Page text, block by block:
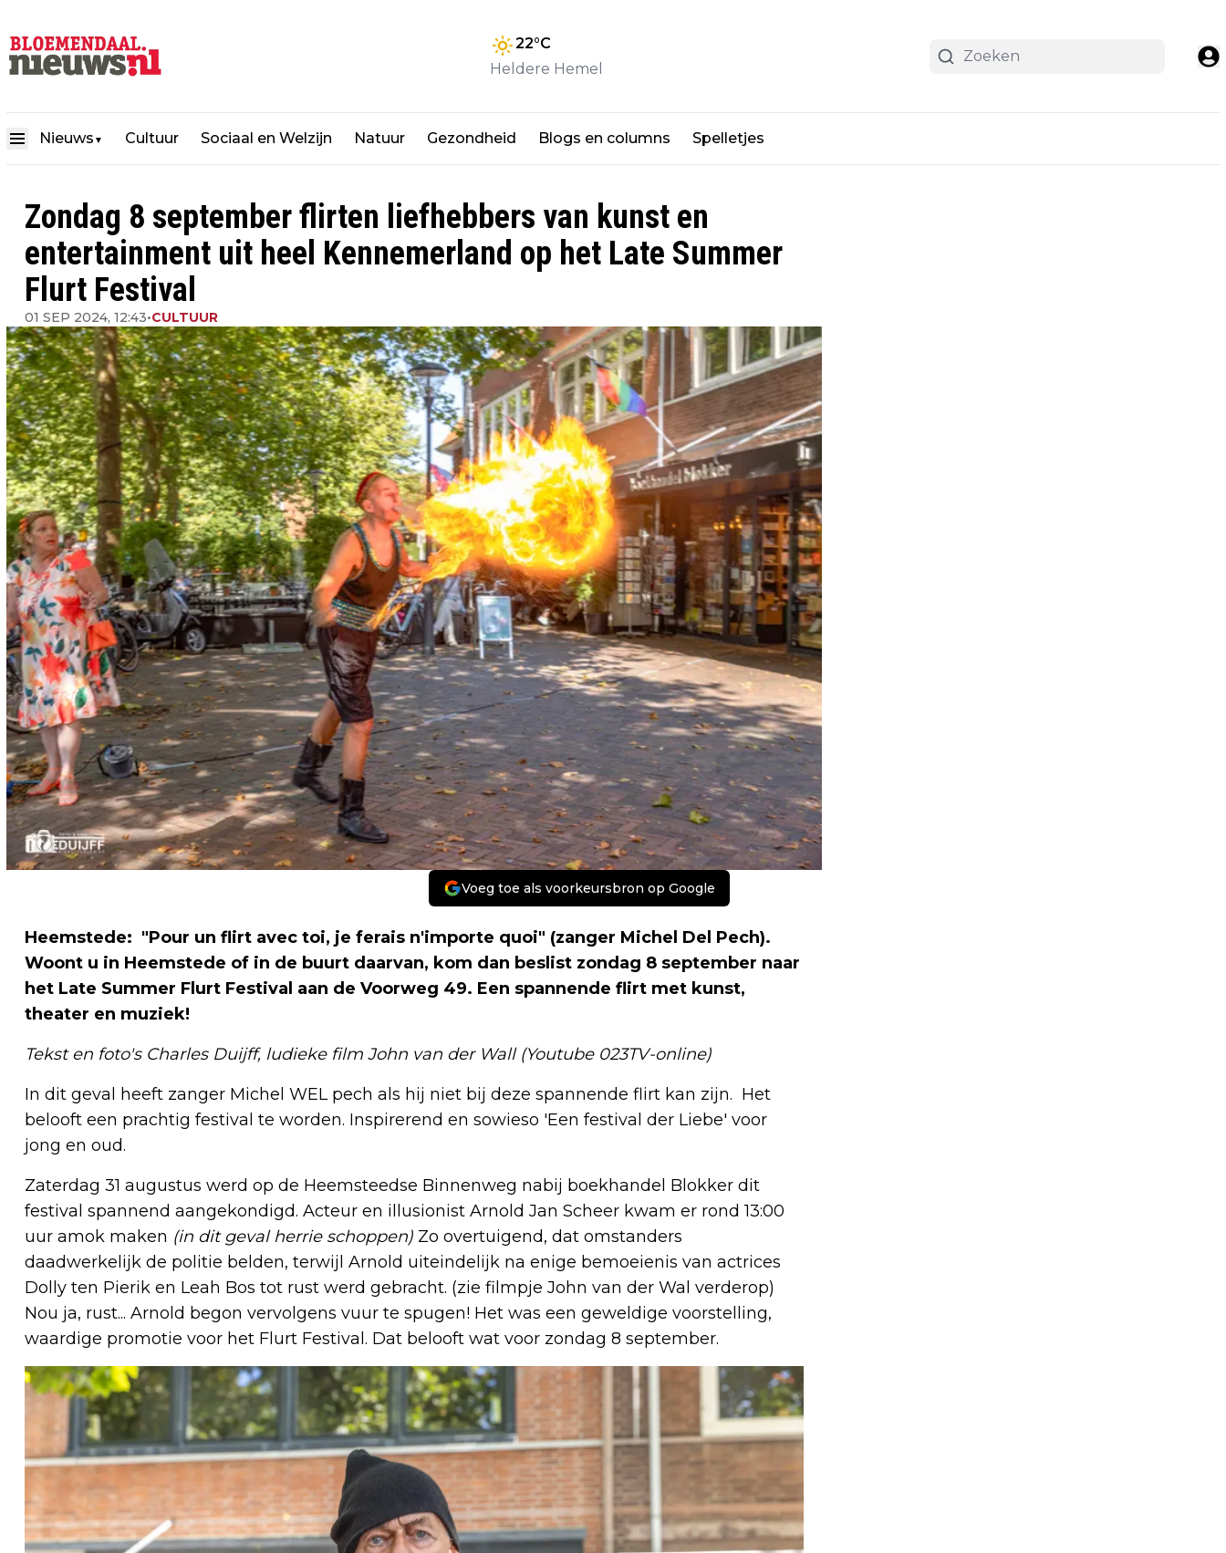
22°C
Heldere Hemel
Nieuws ▼ Cultuur Sociaal en Welzijn Natuur Gezondheid Blogs en columns Spelletjes
Zondag 8 september flirten liefhebbers van kunst en
entertainment uit heel Kennemerland op het Late Summer
Flurt Festival
01 SEP 2024, 12:43•CULTUUR
Voeg toe als voorkeursbron op Google
Heemstede: "Pour un flirt avec toi, je ferais n'importe quoi" (zanger Michel Del Pech).
Woont u in Heemstede of in de buurt daarvan, kom dan beslist zondag 8 september naar
het Late Summer Flurt Festival aan de Voorweg 49. Een spannende flirt met kunst,
theater en muziek!
Tekst en foto's Charles Duijff, ludieke film John van der Wall (Youtube 023TV-online)
In dit geval heeft zanger Michel WEL pech als hij niet bij deze spannende flirt kan zijn. Het
belooft een prachtig festival te worden. Inspirerend en sowieso 'Een festival der Liebe' voor
jong en oud.
Zaterdag 31 augustus werd op de Heemsteedse Binnenweg nabij boekhandel Blokker dit
festival spannend aangekondigd. Acteur en illusionist Arnold Jan Scheer kwam er rond 13:00
uur amok maken (in dit geval herrie schoppen) Zo overtuigend, dat omstanders
daadwerkelijk de politie belden, terwijl Arnold uiteindelijk na enige bemoeienis van actrices
Dolly ten Pierik en Leah Bos tot rust werd gebracht. (zie filmpje John van der Wal verderop)
Nou ja, rust... Arnold begon vervolgens vuur te spugen! Het was een geweldige voorstelling,
waardige promotie voor het Flurt Festival. Dat belooft wat voor zondag 8 september.